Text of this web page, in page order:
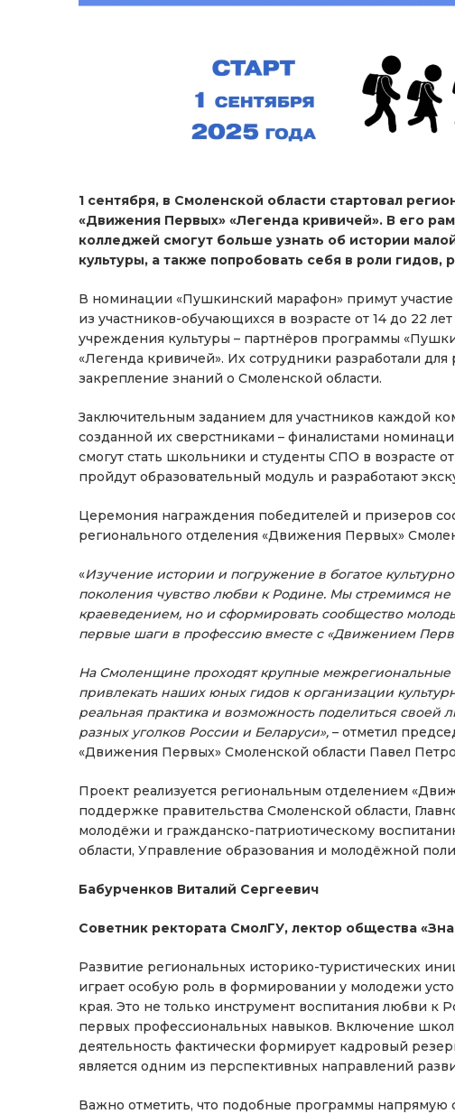
1 сентября, в Смоленской области стартовал
«Движения Первых» «Легенда кривичей». В его
колледжей смогут больше узнать об истории
культуры, а также попробовать себя в роли гидов,
В номинации «Пушкинский марафон» примут участие
из участников-обучающихся в возрасте от 14 до 22
учреждения культуры – партнёров программы
«Легенда кривичей». Их сотрудники разработали
закрепление знаний о Смоленской области.
Заключительным заданием для участников каждой
созданной их сверстниками – финалистами
смогут стать школьники и студенты СПО в возрасте
пройдут образовательный модуль и разработают
Церемония награждения победителей и призеров
регионального отделения «Движения Первых»
«Изучение истории и погружение в богатое
поколения чувство любви к Родине. Мы стремимся не
краеведением, но и сформировать сообщество
первые шаги в профессию вместе с «Движением
На Смоленщине проходят крупные
привлекать наших юных гидов к организации
реальная практика и возможность поделиться
разных уголков России и Беларуси», – отметил
«Движения Первых» Смоленской области Павел
Проект реализуется региональным отделением
поддержке правительства Смоленской области,
молодёжи и гражданско-патриотическому
области, Управление образования и молодёжной
Бабурченков Виталий Сергеевич
Советник ректората СмолГУ, лектор общества
Развитие региональных историко-туристических
играет особую роль в формировании у молодежи
края. Это не только инструмент воспитания любви к
первых профессиональных навыков. Включение
деятельность фактически формирует кадровый
является одним из перспективных направлений
Важно отметить, что подобные программы напрямую